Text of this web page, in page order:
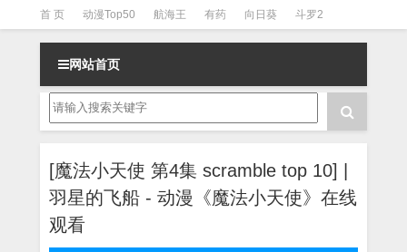
首 页 动漫Top50 航海王 有药 向日葵 斗罗2
斗罗3 火影 一拳超人 柯南 阴阳师 节目清单
网站首页
[魔法小天使 第4集 scramble top 10] |
羽星的飞船 - 动漫《魔法小天使》在线
观看